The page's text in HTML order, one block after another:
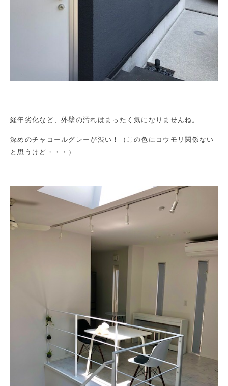
経年劣化など、外壁の汚れはまったく気になりませんね。
深めのチャコールグレーが渋い！（この色にコウモリ関係ない
と思うけど・・・）